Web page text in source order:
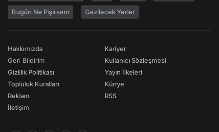
Bugün Ne Pişirsem Gezilecek Yerler
Hakkımızda
Geri Bildirim
Gizlilik Politikası
Topluluk Kuralları
Reklam
İletişim
Kariyer
Kullanıcı Sözleşmesi
Yayın İlkeleri
Künye
RSS